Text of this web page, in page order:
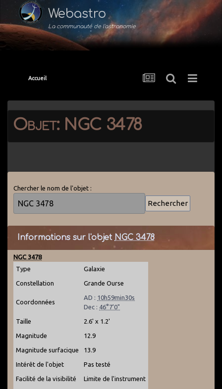
Webastro
La communauté de l'astronomie
Accueil
Objet: NGC 3478
Chercher le nom de l'objet :
Informations sur l'objet NGC 3478
NGC 3478
Type
Galaxie
Constellation Grande Ourse
Coordonnées
AD : 10h59min30s
Dec : 46°7'0"
Taille 2.6' x 1.2'
Magnitude 12.9
Magnitude surfacique 13.9
Intérêt de l'objet Pas testé
Facilité de la visibilité Limite de l'instrument